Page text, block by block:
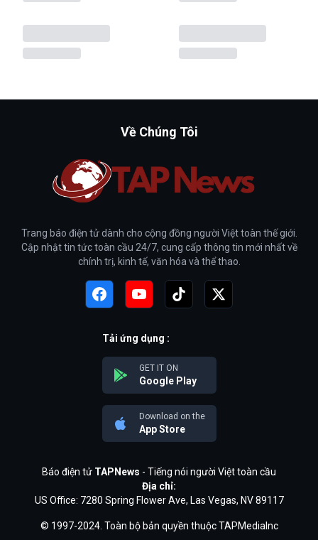
Về Chúng Tôi
Trang báo điện tử dành cho cộng đồng người Việt toàn thế giới.
Cập nhật tin tức toàn cầu 24/7, cung cấp thông tin mới nhất về
chính trị, kinh tế, văn hóa và thể thao.
Tải ứng dụng :
GET IT ON
Google Play
Download on the
App Store
Báo điện tử TAPNews - Tiếng nói người Việt toàn cầu
Địa chỉ:
US Office: 7280 Spring Flower Ave, Las Vegas, NV 89117
© 1997-2024. Toàn bộ bản quyền thuộc TAPMediaInc